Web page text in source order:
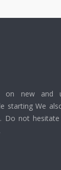
on new and
starting We
Do not